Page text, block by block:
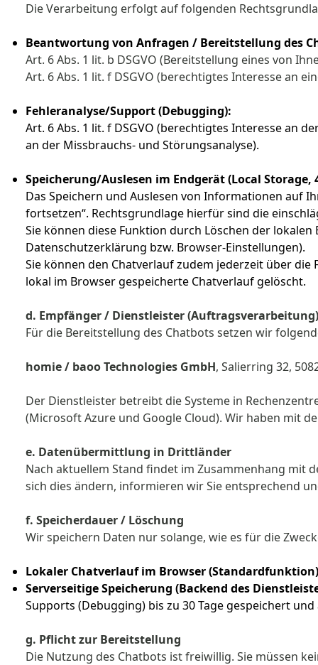
Die Verarbeitung erfolgt auf folgenden
Beantwortung von Anfragen / Bereitstellung des
Art. 6 Abs. 1 lit. b DSGVO (Bereitstellung eines von
Art. 6 Abs. 1 lit. f DSGVO (berechtigtes Interesse an
Fehleranalyse/Support (Debugging):
Art. 6 Abs. 1 lit. f DSGVO (berechtigtes Interesse an
an der Missbrauchs- und Störungsanalyse).
Speicherung/Auslesen im Endgerät (Local
Das Speichern und Auslesen von Informationen auf
fortsetzen“. Rechtsgrundlage hierfür sind die
Sie können diese Funktion durch Löschen der
Datenschutzerklärung bzw. Browser-Einstellungen).
Sie können den Chatverlauf zudem jederzeit über die
lokal im Browser gespeicherte Chatverlauf gelöscht.
d. Empfänger / Dienstleister (Auftragsverarbeitung)
Für die Bereitstellung des Chatbots setzen wir
homie / baoo Technologies GmbH, Salierring 32,
Der Dienstleister betreibt die Systeme in
(Microsoft Azure und Google Cloud). Wir haben mit
e. Datenübermittlung in Drittländer
Nach aktuellem Stand findet im Zusammenhang mit
sich dies ändern, informieren wir Sie entsprechend
f. Speicherdauer / Löschung
Wir speichern Daten nur solange, wie es für die
Lokaler Chatverlauf im Browser
Serverseitige Speicherung (Backend des
Supports (Debugging) bis zu 30 Tage gespeichert
g. Pflicht zur Bereitstellung
Die Nutzung des Chatbots ist freiwillig. Sie müssen